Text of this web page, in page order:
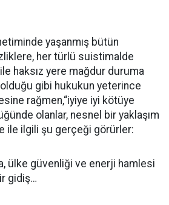
yaşanmış bütün
her türlü suistimalde
haksız yere mağdur duruma
gibi hukukun yeterince
rağmen,“iyiye iyi kötüye
olanlar, nesnel bir yaklaşım
ile ilgili şu gerçeği görürler:
ülke güvenliği ve enerji hamlesi
gidiş…